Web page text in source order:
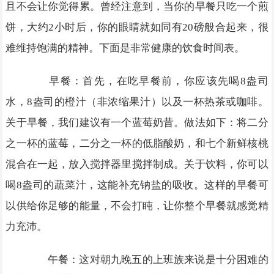
且不会让你觉得累。曾经注意到，当你的早餐只吃一个煎
饼，大约2小时后，你的眼睛就如同有20磅般合起来，很
难维持饱满的精神。下面是非常健康的饮食时间表。
早餐：首先，在吃早餐前，你应该先喝8盎司
水，8盎司的橙汁（非浓缩果汁）以及一杯热茶或咖啡。
关于早餐，我们建议有一个蓝莓奶昔。做法如下：将二分
之一杯的蓝莓，二分之一杯的低脂酸奶，和七个新鲜核桃
混合在一起，放入搅拌器里搅拌制成。关于饮料，你可以
喝8盎司的蔬菜汁，这能补充钠盐的吸收。这样的早餐可
以供给你足够的能量，不会打盹，让你整个早餐就感觉精
力充沛。
午餐：这对朝九晚五的上班族来说是十分困难的